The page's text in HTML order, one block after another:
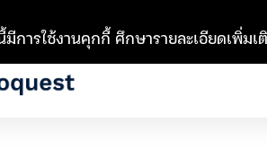
มีการใช้งานคุกกี้ ศึกษารายละเอียดเพิ่ม